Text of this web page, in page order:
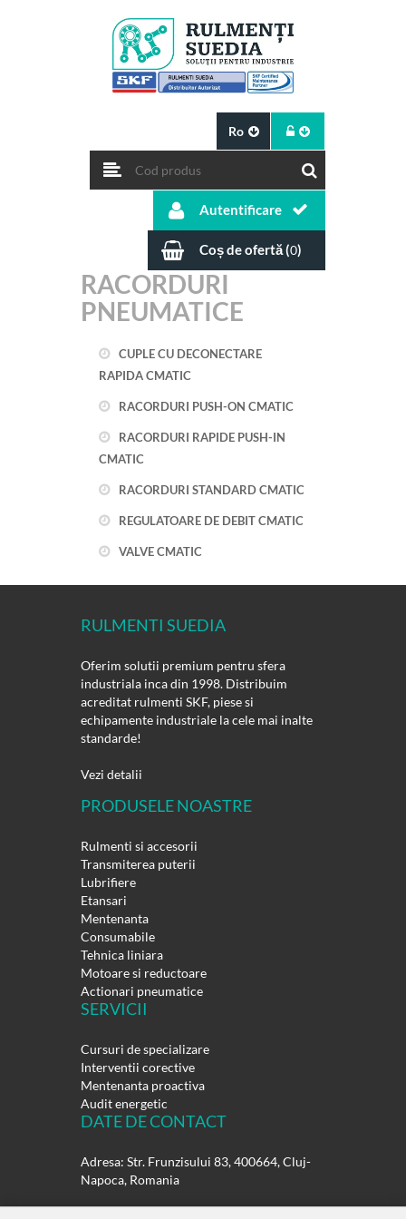
Ro
Autentificare
Coș de ofertă (0)
RACORDURI
PNEUMATICE
CUPLE CU DECONECTARE
RAPIDA CMATIC
RACORDURI PUSH-ON CMATIC
RACORDURI RAPIDE PUSH-IN
CMATIC
RACORDURI STANDARD CMATIC
REGULATOARE DE DEBIT CMATIC
VALVE CMATIC
RULMENTI SUEDIA
Oferim solutii premium pentru sfera
industriala inca din 1998. Distribuim
acreditat rulmenti SKF, piese si
echipamente industriale la cele mai inalte
standarde!
Vezi detalii
PRODUSELE NOASTRE
Rulmenti si accesorii
Transmiterea puterii
Lubrifiere
Etansari
Mentenanta
Consumabile
Tehnica liniara
Motoare si reductoare
Actionari pneumatice
SERVICII
Cursuri de specializare
Interventii corective
Mentenanta proactiva
Audit energetic
DATE DE CONTACT
Adresa: Str. Frunzisului 83, 400664, Cluj-
Napoca, Romania
Telefon: